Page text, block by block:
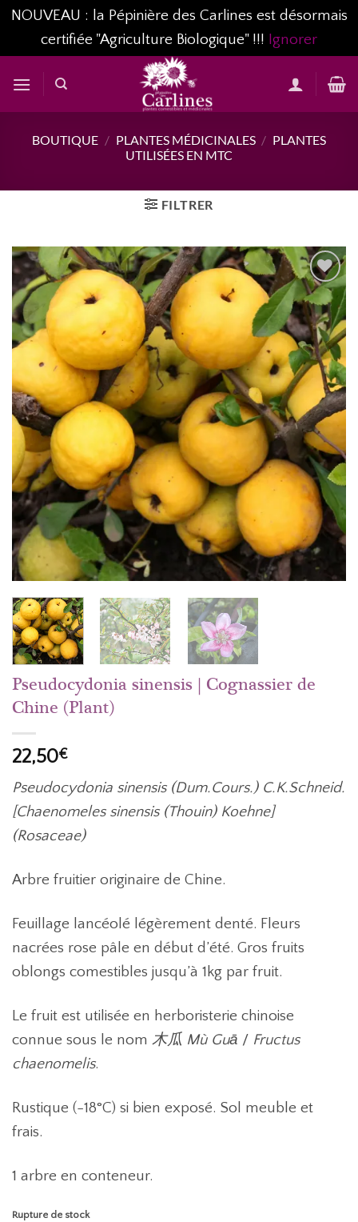
NOUVEAU : la Pépinière des Carlines est désormais
certifiée "Agriculture Biologique" !!! Ignorer
BOUTIQUE / PLANTES MÉDICINALES / PLANTES
UTILISÉES EN MTC
FILTRER
AJOUTER
À MA
LISTE
D’ENVIES...
Pseudocydonia sinensis | Cognassier de
Chine (Plant)
22,50€
Pseudocydonia sinensis (Dum.Cours.) C.K.Schneid.
[Chaenomeles sinensis (Thouin) Koehne]
(Rosaceae)
Arbre fruitier originaire de Chine.
Feuillage lancéolé légèrement denté. Fleurs
nacrées rose pâle en début d’été. Gros fruits
oblongs comestibles jusqu’à 1kg par fruit.
Le fruit est utilisée en herboristerie chinoise
connue sous le nom 木瓜 Mù Guā / Fructus
chaenomelis.
Rustique (-18°C) si bien exposé. Sol meuble et
frais.
1 arbre en conteneur.
Rupture de stock